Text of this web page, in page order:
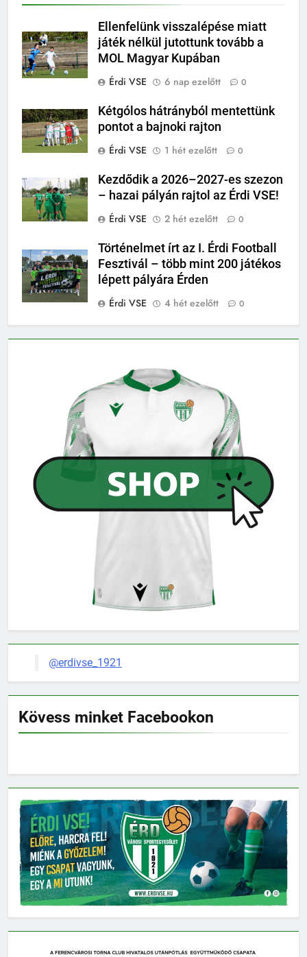
Ellenfelünk visszalépése miatt
játék nélkül jutottunk tovább a
MOL Magyar Kupában
Érdi VSE
6 nap ezelőtt 0
Kétgólos hátrányból mentettünk
pontot a bajnoki rajton
Érdi VSE
1 hét ezelőtt 0
Kezdődik a 2026–2027-es szezon
– hazai pályán rajtol az Érdi VSE!
Érdi VSE
2 hét ezelőtt 0
Történelmet írt az I. Érdi Football
Fesztivál – több mint 200 játékos
lépett pályára Érden
Érdi VSE
4 hét ezelőtt 0
@erdivse_1921
Kövess minket Facebookon